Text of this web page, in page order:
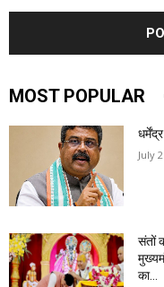
MOST POPULAR
July
संतों
का...